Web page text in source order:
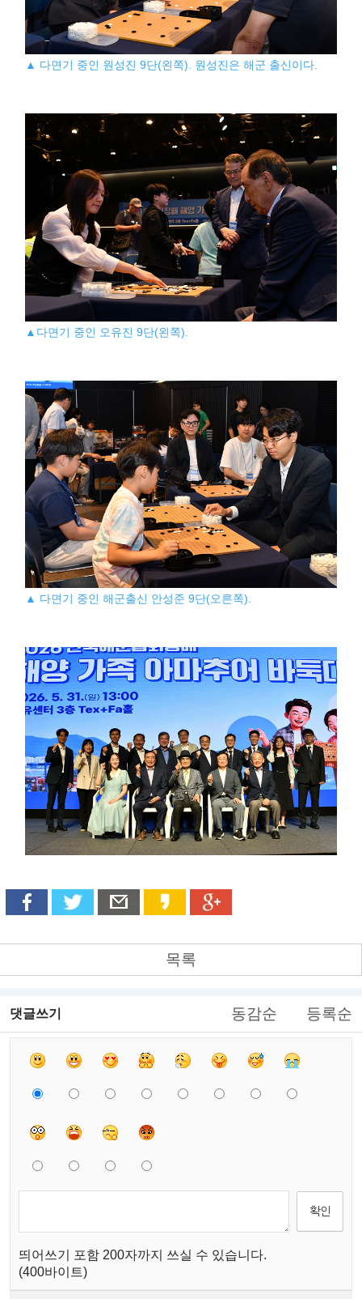
▲ 다면기 중인 원성진 9단(왼쪽). 원성진은 해군 출신이다.
▲다면기 중인 오유진 9단(왼쪽).
▲ 다면기 중인 해군출신 안성준 9단(오른쪽).
목록
댓글쓰기 동감순 등록순
띄어쓰기 포함 200자까지 쓰실 수 있습니다.
(400바이트)